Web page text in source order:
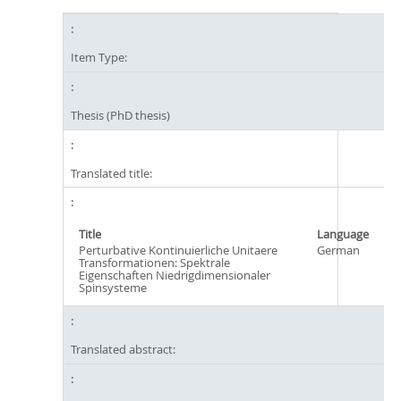
Item Type:
Thesis (PhD thesis)
Translated title:
Title
Language
Perturbative Kontinuierliche Unitaere
Transformationen: Spektrale
Eigenschaften Niedrigdimensionaler
Spinsysteme
German
Translated abstract: